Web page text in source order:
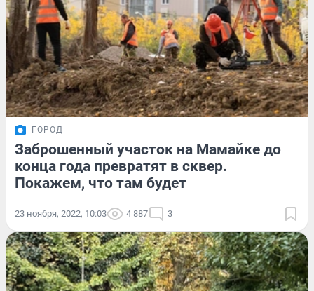
ГОРОД
Заброшенный участок на Мамайке до
конца года превратят в сквер.
Покажем, что там будет
23 ноября, 2022, 10:03 4 887 3